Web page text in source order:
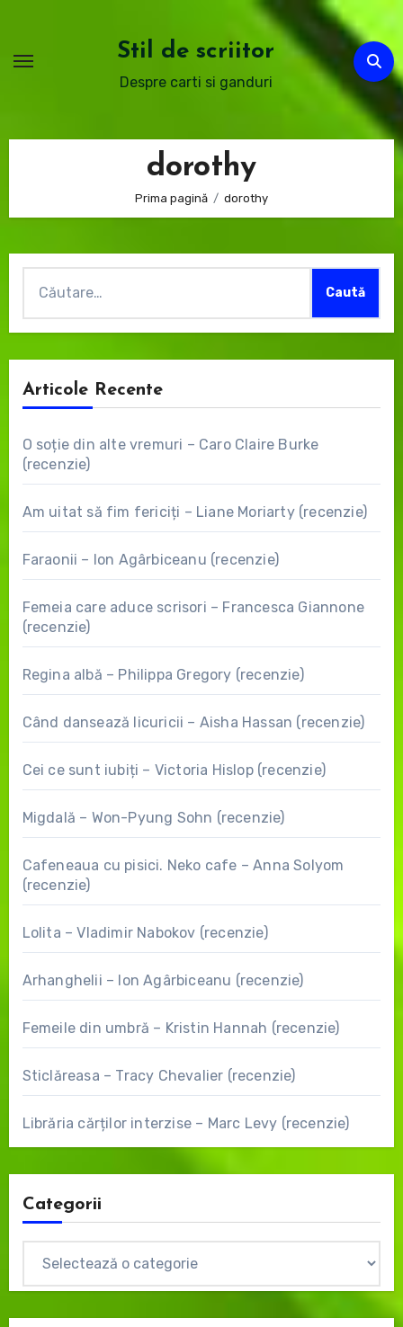
conținut
Stil de scriitor
Despre carti si ganduri
dorothy
Prima pagină dorothy
Articole Recente
O soție din alte vremuri – Caro Claire Burke
(recenzie)
Am uitat să fim fericiți – Liane Moriarty (recenzie)
Faraonii – Ion Agârbiceanu (recenzie)
Femeia care aduce scrisori – Francesca Giannone
(recenzie)
Regina albă – Philippa Gregory (recenzie)
Când dansează licuricii – Aisha Hassan (recenzie)
Cei ce sunt iubiți – Victoria Hislop (recenzie)
Migdală – Won-Pyung Sohn (recenzie)
Cafeneaua cu pisici. Neko cafe – Anna Solyom
(recenzie)
Lolita – Vladimir Nabokov (recenzie)
Arhanghelii – Ion Agârbiceanu (recenzie)
Femeile din umbră – Kristin Hannah (recenzie)
Sticlăreasa – Tracy Chevalier (recenzie)
Librăria cărților interzise – Marc Levy (recenzie)
Categorii